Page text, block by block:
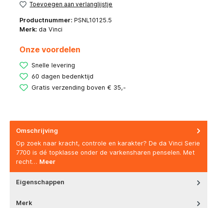
Toevoegen aan verlanglijstje
Productnummer: PSNL10125.5
Merk: da Vinci
Onze voordelen
Snelle levering
60 dagen bedenktijd
Gratis verzending boven € 35,-
Omschrijving
Op zoek naar kracht, controle en karakter? De da Vinci Serie
7700 is dé topklasse onder de varkensharen penselen. Met
recht… Meer
Eigenschappen
Merk